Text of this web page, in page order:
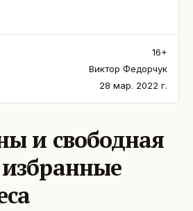
16+
Виктор Федорчук
28 мар. 2022 г.
и свободная